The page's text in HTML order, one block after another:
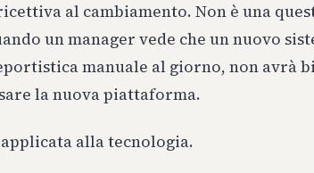
al cambiamento. Non è una
un manager vede che un nuovo
manuale al giorno, non avrà
la nuova piattaforma.
alla tecnologia.